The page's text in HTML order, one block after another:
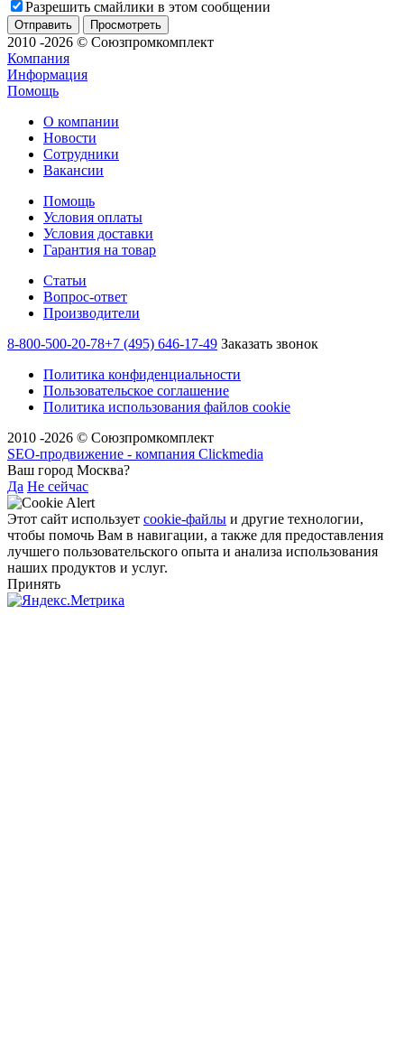
Разрешить смайлики в этом сообщении
2010 -2026 © Союзпромкомплект
Компания
Информация
Помощь
О компании
Новости
Сотрудники
Вакансии
Помощь
Условия оплаты
Условия доставки
Гарантия на товар
Статьи
Вопрос-ответ
Производители
8-800-500-20-78+7 (495) 646-17-49 Заказать звонок
Политика конфиденциальности
Пользовательское соглашение
Политика использования файлов cookie
2010 -2026 © Союзпромкомплект
SEO-продвижение - компания Clickmedia
Ваш город Москва?
Да Не сейчас
Этот сайт использует cookie-файлы и другие технологии,
чтобы помочь Вам в навигации, а также для предоставления
лучшего пользовательского опыта и анализа использования
наших продуктов и услуг.
Принять